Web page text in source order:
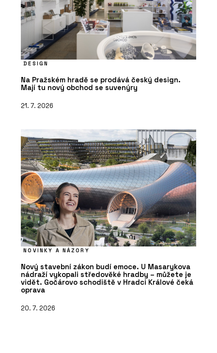
DESIGN
Na Pražském hradě se prodává český design.
Mají tu nový obchod se suvenýry
21. 7. 2026
NOVINKY A NÁZORY
Nový stavební zákon budí emoce. U Masarykova
nádraží vykopali středověké hradby – můžete je
vidět. Gočárovo schodiště v Hradci Králové čeká
oprava
20. 7. 2026